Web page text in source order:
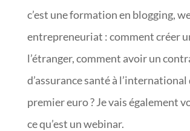
c’est une formation en blogging,
entrepreneuriat : comment créer
l’étranger, comment avoir un
d’assurance santé à l’international
premier euro ? Je vais également
ce qu’est un webinar.